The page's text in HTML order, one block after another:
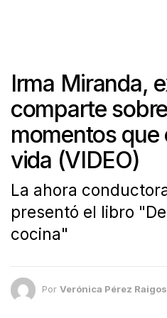
Irma Miranda,
comparte
momentos que
vida (VIDEO)
La ahora
presentó el libro
cocina"
Por Verónica Pérez